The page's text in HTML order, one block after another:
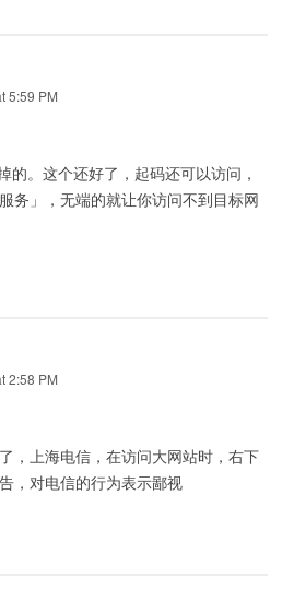
5:59 PM
的。这个还好了，起码还可以访问，
务」，无端的就让你访问不到目标网
2:58 PM
，上海电信，在访问大网站时，右下
，对电信的行为表示鄙视